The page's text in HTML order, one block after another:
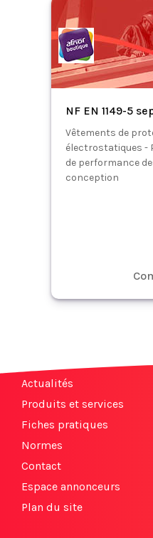
NF EN 1149-5
Vêtements de
électrostatiques -
de performance
conception
Actualités
Produits et services
Fiches pratiques
Normes
Contact
Espace annonceurs
Plan du site